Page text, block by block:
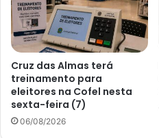
Cruz das Almas terá
treinamento para
eleitores na Cofel nesta
sexta-feira (7)
06/08/2026